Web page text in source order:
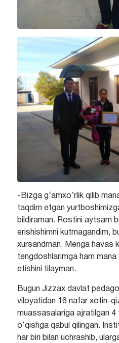
-Bizga g‘amxo‘rlik qilib
taqdim etgan
bildiraman. Rostini aytsam
erishishimni kutmagandim,
xursandman. Menga havas
tengdoshlarimga ham
etishini tilayman.
Bugun Jizzax davlat
viloyatidan 16 nafar xotin-
muassasalariga ajratilgan
o‘qishga qabul qilingan.
har biri bilan uchrashib,